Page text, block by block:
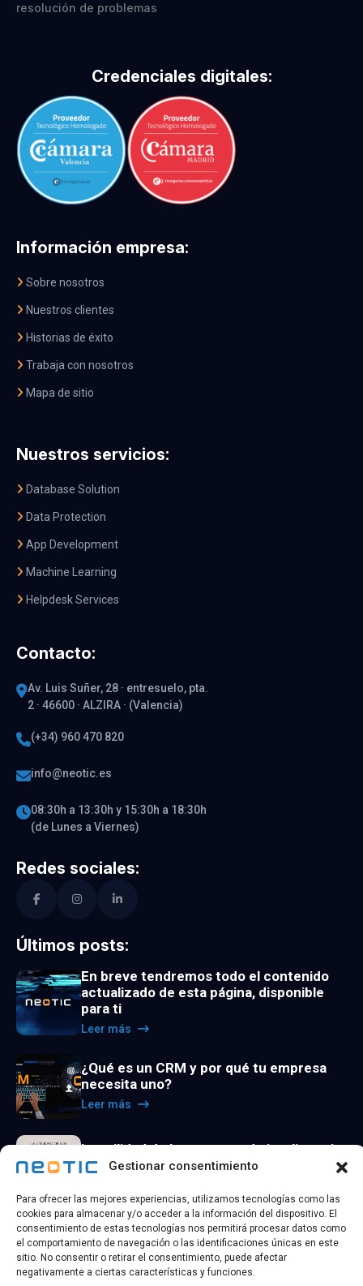
Gestionar consentimiento
Para ofrecer las mejores experiencias, utilizamos tecnologías como las
cookies para almacenar y/o acceder a la información del dispositivo. El
consentimiento de estas tecnologías nos permitirá procesar datos como
el comportamiento de navegación o las identificaciones únicas en este
sitio. No consentir o retirar el consentimiento, puede afectar
negativamente a ciertas características y funciones.
resolución de problemas
Credenciales digitales:
Información empresa:
Sobre nosotros
Nuestros clientes
Historias de éxito
Trabaja con nosotros
Mapa de sitio
Nuestros servicios:
Database Solution
Data Protection
App Development
Machine Learning
Helpdesk Services
Contacto:
Av. Luis Suñer, 28 · entresuelo, pta.
2 · 46600 · ALZIRA · (Valencia)
(+34) 960 470 820
info@neotic.es
08:30h a 13:30h y 15:30h a 18:30h
(de Lunes a Viernes)
Redes sociales:
Últimos posts:
En breve tendremos todo el contenido
actualizado de esta página, disponible
para ti
Leer más
¿Qué es un CRM y por qué tu empresa
necesita uno?
Leer más
La utilidad de los agentes de inteligencia
artificial